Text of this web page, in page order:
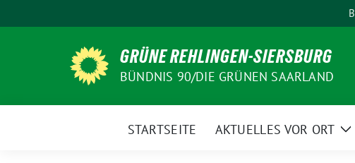
zum
GRÜNE REHLINGEN-SIERSBURG
BÜNDNIS 90/DIE GRÜNEN SAARLAND
STARTSEITE AKTUELLES VOR ORT